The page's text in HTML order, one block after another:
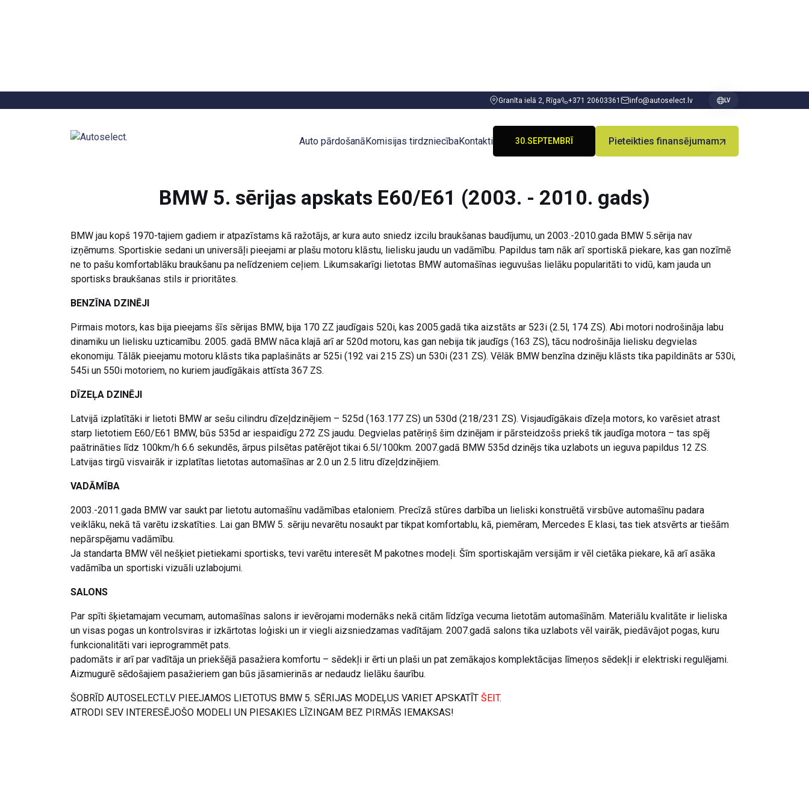
Granīta ielā 2, Rīga +371 20603361 info@autoselect.lv LV
Auto pārdošanāKomisijas tirdzniecībaKontakti 30.SEPTEMBRĪ
Pieteikties finansējumam
BMW 5. sērijas apskats E60/E61 (2003. - 2010. gads)
BMW jau kopš 1970-tajiem gadiem ir atpazīstams kā ražotājs, ar kura auto sniedz izcilu braukšanas baudījumu, un 2003.-2010.gada BMW 5.sērija nav
izņēmums. Sportiskie sedani un universāļi pieejami ar plašu motoru klāstu, lielisku jaudu un vadāmību. Papildus tam nāk arī sportiskā piekare, kas gan nozīmē
ne to pašu komfortablāku braukšanu pa nelīdzeniem ceļiem. Likumsakarīgi lietotas BMW automašīnas ieguvušas lielāku popularitāti to vidū, kam jauda un
sportisks braukšanas stils ir prioritātes.
BENZĪNA DZINĒJI
Pirmais motors, kas bija pieejams šīs sērijas BMW, bija 170 ZZ jaudīgais 520i, kas 2005.gadā tika aizstāts ar 523i (2.5l, 174 ZS). Abi motori nodrošināja labu
dinamiku un lielisku uzticamību. 2005. gadā BMW nāca klajā arī ar 520d motoru, kas gan nebija tik jaudīgs (163 ZS), tācu nodrošināja lielisku degvielas
ekonomiju. Tālāk pieejamu motoru klāsts tika paplašināts ar 525i (192 vai 215 ZS) un 530i (231 ZS). Vēlāk BMW benzīna dzinēju klāsts tika papildināts ar 530i,
545i un 550i motoriem, no kuriem jaudīgākais attīsta 367 ZS.
DĪZEĻA DZINĒJI
Latvijā izplatītāki ir lietoti BMW ar sešu cilindru dīzeļdzinējiem – 525d (163.177 ZS) un 530d (218/231 ZS). Visjaudīgākais dīzeļa motors, ko varēsiet atrast
starp lietotiem E60/E61 BMW, būs 535d ar iespaidīgu 272 ZS jaudu. Degvielas patēriņš šim dzinējam ir pārsteidzošs priekš tik jaudīga motora – tas spēj
paātrināties līdz 100km/h 6.6 sekundēs, ārpus pilsētas patērējot tikai 6.5l/100km. 2007.gadā BMW 535d dzinējs tika uzlabots un ieguva papildus 12 ZS.
Latvijas tirgū visvairāk ir izplatītas lietotas automašīnas ar 2.0 un 2.5 litru dīzeļdzinējiem.
VADĀMĪBA
2003.-2011.gada BMW var saukt par lietotu automašīnu vadāmības etaloniem. Precīzā stūres darbība un lieliski konstruētā virsbūve automašīnu padara
veiklāku, nekā tā varētu izskatīties. Lai gan BMW 5. sēriju nevarētu nosaukt par tikpat komfortablu, kā, piemēram, Mercedes E klasi, tas tiek atsvērts ar tiešām
nepārspējamu vadāmību.
Ja standarta BMW vēl nešķiet pietiekami sportisks, tevi varētu interesēt M pakotnes modeļi. Šīm sportiskajām versijām ir vēl cietāka piekare, kā arī asāka
vadāmība un sportiski vizuāli uzlabojumi.
SALONS
Par spīti šķietamajam vecumam, automašīnas salons ir ievērojami modernāks nekā citām līdzīga vecuma lietotām automašīnām. Materiālu kvalitāte ir lieliska
un visas pogas un kontrolsviras ir izkārtotas loģiski un ir viegli aizsniedzamas vadītājam. 2007.gadā salons tika uzlabots vēl vairāk, piedāvājot pogas, kuru
funkcionalitāti vari ieprogrammēt pats.
padomāts ir arī par vadītāja un priekšējā pasažiera komfortu – sēdekļi ir ērti un plaši un pat zemākajos komplektācijas līmeņos sēdekļi ir elektriski regulējami.
Aizmugurē sēdošajiem pasažieriem gan būs jāsamierinās ar nedaudz lielāku šaurību.
ŠOBRĪD AUTOSELECT.LV PIEEJAMOS LIETOTUS BMW 5. SĒRIJAS MODEĻUS VARIET APSKATĪT ŠEIT.
ATRODI SEV INTERESĒJOŠO MODELI UN PIESAKIES LĪZINGAM BEZ PIRMĀS IEMAKSAS!